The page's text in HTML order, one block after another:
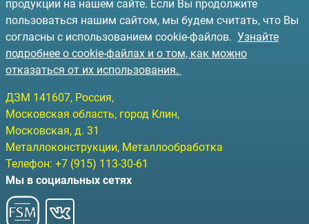
продукции на нашем сайте. Если Вы продолжите
пользоваться нашим сайтом, мы будем считать, что Вы
согласны с использованием cookie-файлов. Узнайте
подробнее о cookie-файлах и о том, как можно
отказаться от их использования.
ДЗМ 141607, Россия,
Московская область, город Клин,
Московская, д. 31
Металлоконструкции, Металлообработка
Телефон: +7 (915) 113-30-61
Мы в социальных сетях